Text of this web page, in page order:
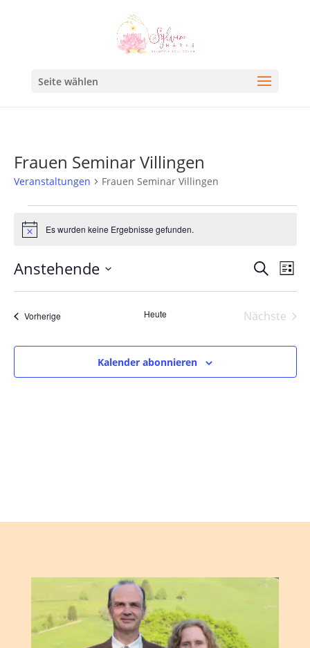
Seite wählen
Frauen Seminar Villingen
Veranstaltungen Frauen Seminar Villingen
HinweisEs wurden keine Ergebnisse gefunden.
Suche
und
SucheListe
Anstehende
Datum
wählen.
VorherigeVeranstaltungen Heute
Nächste
Kalender abonnieren